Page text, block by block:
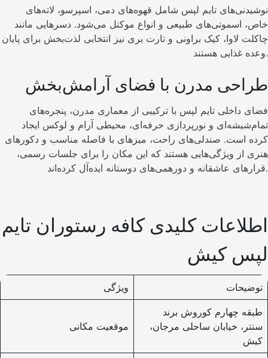
نوشیدنی‌های تایم لپس شامل قهوه‌های دمی، اسپرسو، لاته‌های
خاص، اسموتی‌های طبیعی و انواع موکتل‌ می‌شود. دسرهایی مانند
چاکلت لاوا، کیک براونی و تارت بری نیز انتخابی لذت‌بخش برای پایان
وعده غذایی هستند.
طراحی مدرن با فضای آرامش‌بخش
فضای داخلی تایم لپس با ترکیبی از معماری مدرن، پنجره‌های
تمام‌شیشه‌ای و نورپردازی حرفه‌ای، محیطی آرام و لوکس ایجاد
کرده است. صندلی‌های راحت، میزهای با فاصله مناسب و دکورهای
هنری از ویژگی‌هایی هستند که این مکان را برای جلسات رسمی،
قرارهای عاشقانه و دورهمی‌های دوستانه ایده‌آل کرده‌اند.
اطلاعات کلیدی کافه رستوران تایم
لپس کیش
ویژگی توضیحات
موقعیت مکانی
طبقه چهارم کوروش برند
سنتر، خیابان ساحلی مرجان،
کیش